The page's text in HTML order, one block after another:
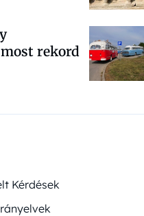
rekord
Kérdések